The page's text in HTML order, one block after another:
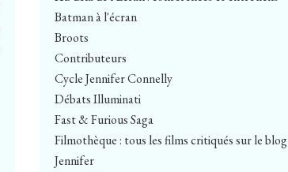
Batman à l'écran
Broots
Contributeurs
Cycle Jennifer Connelly
Débats Illuminati
Fast & Furious Saga
Filmothèque : tous les films critiqués sur le blog
Jennifer